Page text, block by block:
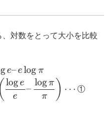
対数をとって大小を比較
e–elog π
( loge
e
–
logπ
π
) ⋯ ①